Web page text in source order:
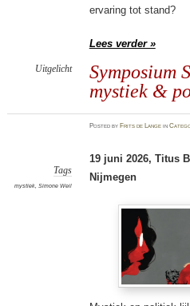
ervaring tot stand?
Lees verder »
Symposium
mystiek &
Uitgelicht
Postedby Frits de Lange in
Tags
mystiek, Simone Weil
19 juni 2026, Titus
Nijmegen